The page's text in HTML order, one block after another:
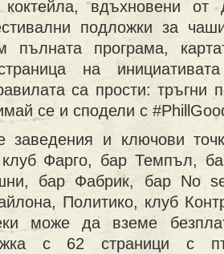
коктейла, вдъхновени
подложки за
пълната програма,
на
са прости: тръгни
се и сподели с
заведения и ключови
Фарго, бар Темпъл,
бар Фабрик, бар No
Политико, клуб
може да вземе
с 62 страници с